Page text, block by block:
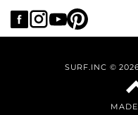
SURF.INC ©